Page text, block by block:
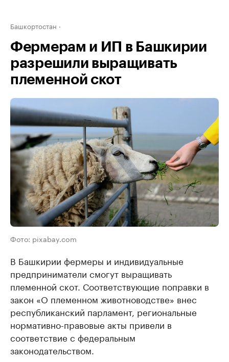
Башкортостан
Фермерам и ИП в Башкирии
разрешили выращивать
племенной скот
Фото: pixabay.com
В Башкирии фермеры и индивидуальные
предприниматели смогут выращивать
племенной скот. Соответствующие поправки в
закон «О племенном животноводстве» внес
республиканский парламент, региональные
нормативно-правовые акты привели в
соответствие с федеральным
законодательством.